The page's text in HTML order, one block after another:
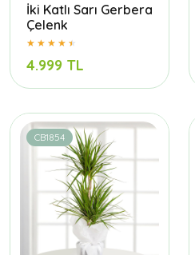
İki Katlı Sarı Gerbera
Çelenk
4.999 TL
CB1854